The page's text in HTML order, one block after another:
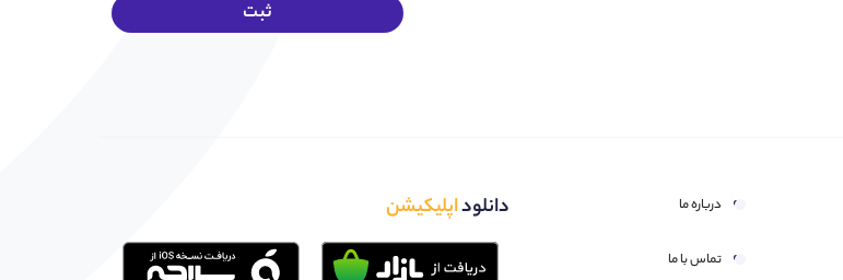
درباره ما
تماس با ما
دانلوداپلیکیشن